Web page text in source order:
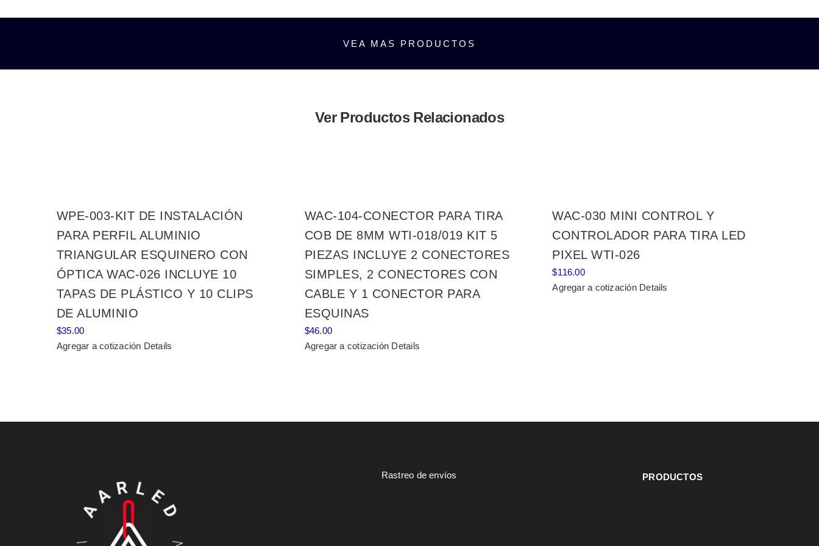
VEA MAS PRODUCTOS
Ver Productos Relacionados
WPE-003-KIT DE INSTALACIÓN
PARA PERFIL ALUMINIO
TRIANGULAR ESQUINERO CON
ÓPTICA WAC-026 INCLUYE 10
TAPAS DE PLÁSTICO Y 10 CLIPS
DE ALUMINIO
$35.00
Agregar a cotización Details
WAC-104-CONECTOR PARA TIRA
COB DE 8MM WTI-018/019 KIT 5
PIEZAS INCLUYE 2 CONECTORES
SIMPLES, 2 CONECTORES CON
CABLE Y 1 CONECTOR PARA
ESQUINAS
$46.00
Agregar a cotización Details
WAC-030 MINI CONTROL Y
CONTROLADOR PARA TIRA LED
PIXEL WTI-026
$116.00
Agregar a cotización Details
Rastreo de envíos PRODUCTOS